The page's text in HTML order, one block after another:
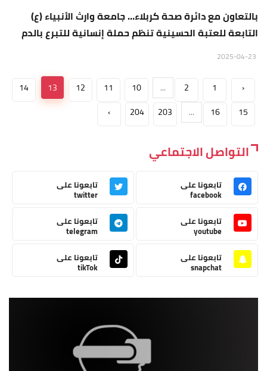
بالتعاون مع دائرة صحة كربلاء… جامعة وارث الأنبياء (ع)
التابعة للعتبة الحسينية تنظم حملة إنسانية للتبرع بالدم
‹
1
2
...
10
11
12
13
14
15
16
...
203
204
›
التواصل الاجتماعي
تابعونا على
facebook
تابعونا على
twitter
تابعونا على
youtube
تابعونا على
telegram
تابعونا على
snapchat
تابعونا على
tikTok